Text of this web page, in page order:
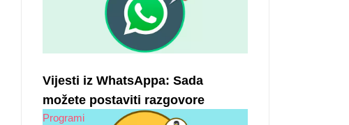
Vijesti iz WhatsAppa: Sada
možete postaviti razgovore
Programi